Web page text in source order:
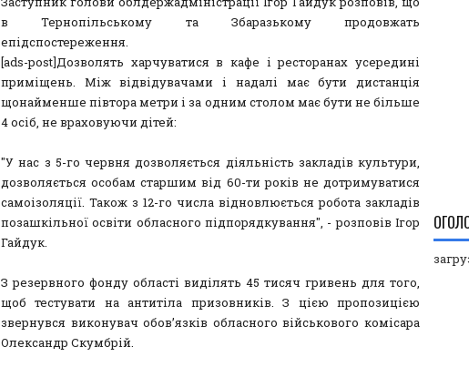
в Тернопільському та Збаразькому продовжать
епідспостереження.
[ads-post]Дозволять харчуватися в кафе і ресторанах усередині
приміщень. Між відвідувачами і надалі має бути дистанція
щонайменше півтора метри і за одним столом має бути не більше
4 осіб, не враховуючи дітей:
"У нас з 5-го червня дозволяється діяльність закладів культури,
дозволяється особам старшим від 60-ти років не дотримуватися
самоізоляції. Також з 12-го числа відновлюється робота закладів
позашкільної освіти обласного підпорядкування", - розповів Ігор
Гайдук.
З резервного фонду області виділять 45 тисяч гривень для того,
щоб тестувати на антитіла призовників. З цією пропозицією
звернувся виконувач обов’язків обласного військового комісара
Олександр Скумбрій.